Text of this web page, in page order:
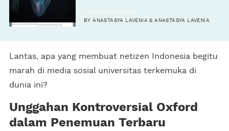
BY ANASTASYA LAVENIA & ANASTASYA LAVENIA
Lantas, apa yang membuat netizen Indonesia begitu
marah di media sosial universitas terkemuka di
dunia ini?
Unggahan Kontroversial Oxford
dalam Penemuan Terbaru